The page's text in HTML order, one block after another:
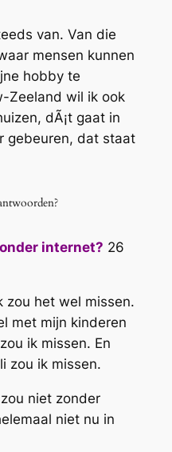
van. Van die
mensen kunnen
hobby te
Zeeland wil ik ook
dÃ¡t gaat in
gebeuren, dat staat
internet? 26
zou het wel missen.
met mijn kinderen
ik missen. En
zou ik missen.
niet zonder
niet nu in